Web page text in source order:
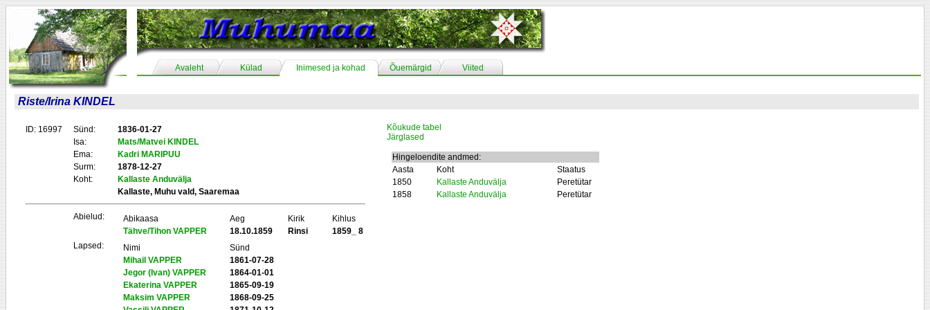
Avaleht Külad Inimesed ja kohad Õuemärgid Viited
Riste/Irina KINDEL
ID: 16997 Sünd:
1836-01-27
Isa:
Mats/Matvei KINDEL
Ema:
Kadri MARIPUU
Surm:
1878-12-27
Koht:
Kallaste Anduvälja
Kallaste, Muhu vald, Saaremaa
Abielud: Abikaasa Aeg Kirik
Kihlus
Tähve/Tihon VAPPER
18.10.1859 Rinsi
1859_ 8
Lapsed:
Nimi
Sünd
Mihail VAPPER
1861-07-28
Jegor (Ivan) VAPPER
1864-01-01
Ekaterina VAPPER
1865-09-19
Maksim VAPPER
1868-09-25
Kõukude tabel
Järglased
Hingeloendite andmed:
Aasta
Koht
Staatus
1850
Kallaste Anduvälja
Peretütar
1858
Kallaste Anduvälja Peretütar